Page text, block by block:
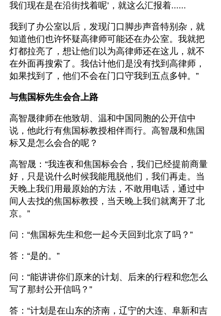
我们现在是在沿街找着呢’，就这么汇报着......
我到了办公室以后，发现门口脚步声音特别杂，就
知道他们也许怀疑高律师可能还在办公室。我就把
灯都拉亮了，想让他们以为高律师还在这儿，就不
在外面再搜索了。我估计他们是没有找到高律师，
如果找到了，他们不会在门口守我到五点多钟。”
与焦国标先生会合上路
高智晟律师在他致胡、温和中国同胞的公开信中
说，他此行有焦国标教授相伴而行。高智晟和焦国
标又是怎么会合的呢？
高智晟：“我连夜和焦国标会合，我们已经提前商量
好，只是说什么时候我能甩脱他们，我们再走。当
天晚上我们用最原始的方法，不敢用电话，通过中
间人去找的焦国标教授，当天晚上我们就离开了北
京。”
问：“焦国标先生和您一起今天回到北京了吗？”
答：“是的。”
问：“能讲讲你们原来的计划、后来的行程和您怎么
写了那封公开信吗？”
答：“计划是在山东的济南，辽宁的大连、阜新和吉